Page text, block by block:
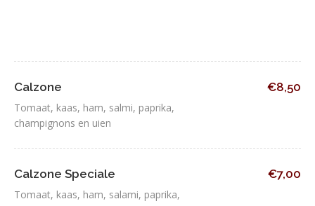
Calzone
Tomaat, kaas, ham, salmi, paprika,
champignons en uien
€8,50
Calzone Speciale
Tomaat, kaas, ham, salami, paprika,
€7,00